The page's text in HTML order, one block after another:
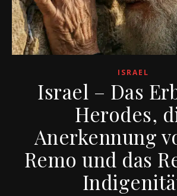
ISRAEL
Israel – Das
Herodes,
Anerkennung
Remo und das